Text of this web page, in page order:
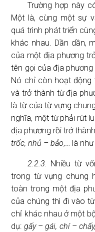
Trường hợp này
Một là, cùng một sự
quá trình phát triển
khác nhau. Dần dần,
của một địa phương
tên gọi của địa
Nó chỉ còn hoạt động
và trở thành từ địa
là từ của từ vựng
nghĩa, một từ phải rút
địa phương rồi trở
trốc, nhủ – bảo,… là như
2.2.3. Nhiều từ
trong từ vựng chung
toàn trong một địa
của chúng thì đi vào
chỉ khác nhau ở một
dụ: gấy – gái, chí –